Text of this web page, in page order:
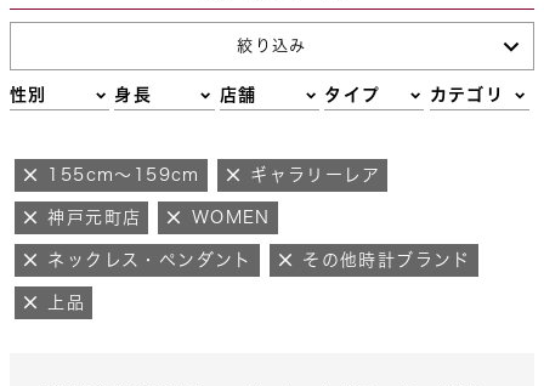
絞り込み
性別 身長 店舗 タイプ カテゴリ
155cm～159cm ギャラリーレア
神戸元町店 WOMEN
ネックレス・ペンダント その他時計ブランド
上品